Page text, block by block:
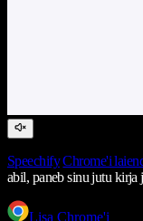
Speechify Chrome'i
abil, paneb sinu jutu kirja
Lisa Chrome'i